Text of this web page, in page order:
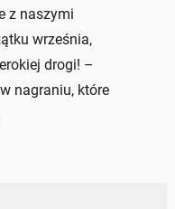
z naszymi
września,
drogi! –
nagraniu, które